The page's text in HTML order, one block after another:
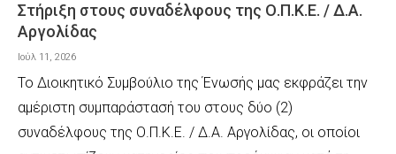
Στήριξη στους συναδέλφους της Ο.Π.Κ.Ε. / Δ.Α.
Αργολίδας
Ιούλ 11, 2026
Το Διοικητικό Συμβούλιο της Ένωσής μας εκφράζει την
αμέριστη συμπαράστασή του στους δύο (2)
συναδέλφους της Ο.Π.Κ.Ε. / Δ.Α. Αργολίδας, οι οποίοι